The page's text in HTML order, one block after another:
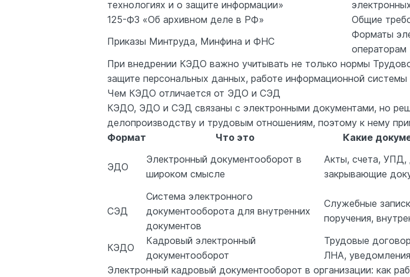
технологиях и о защите информации»
125-ФЗ «Об архивном деле в РФ»
Общие
Приказы Минтруда, Минфина и ФНС
Форматы
При внедрении КЭДО важно учитывать не только нормы
защите персональных данных, работе информационной
Чем КЭДО отличается от ЭДО и СЭД
КЭДО, ЭДО и СЭД связаны с электронными документами, но
делопроизводству и трудовым отношениям, поэтому к нему
Формат
Что это Какие
ЭДО
Электронный документооборот в
широком смысле
Акты, счета, УПД,
закрывающие
СЭД
Система электронного
документооборота для внутренних
документов
Служебные
поручения,
КЭДО
Кадровый электронный
документооборот
Трудовые
ЛНА,
Электронный кадровый документооборот в организации: как